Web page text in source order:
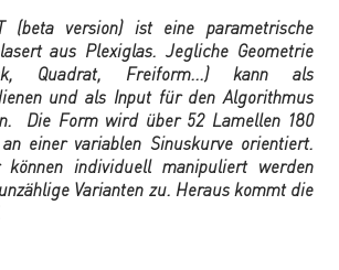
(beta version) ist eine parametrische
aus Plexiglas. Jegliche Geometrie
Quadrat, Freiform...) kann als
und als Input für den Algorithmus
Die Form wird über 52 Lamellen 180
einer variablen Sinuskurve orientiert.
können individuell manipuliert werden
Varianten zu. Heraus kommt die